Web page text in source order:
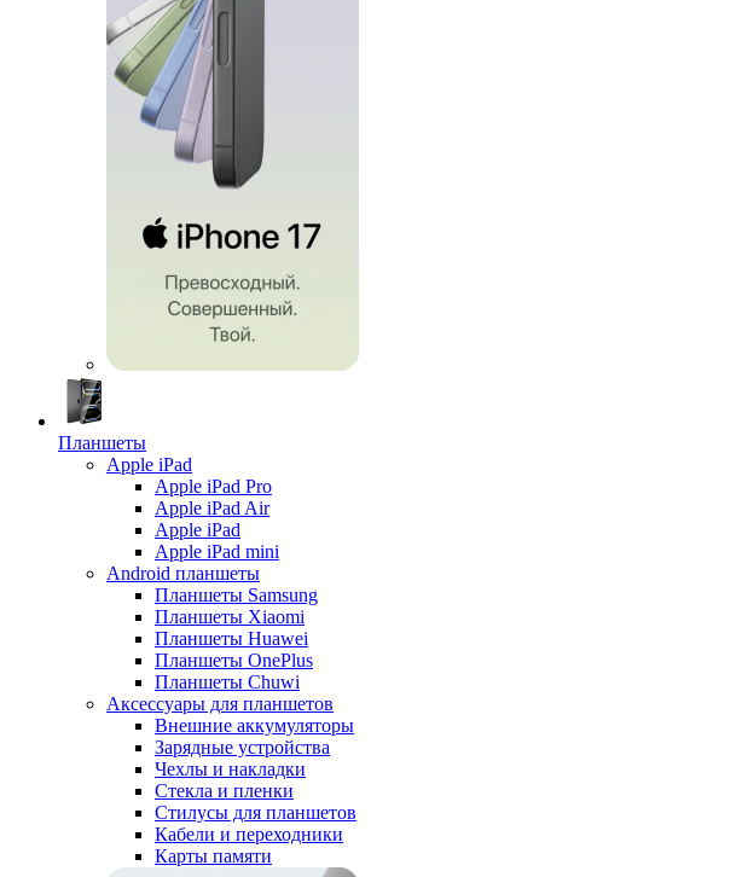
Планшеты
Apple iPad
Apple iPad Pro
Apple iPad Air
Apple iPad
Apple iPad mini
Android планшеты
Планшеты Samsung
Планшеты Xiaomi
Планшеты Huawei
Планшеты OnePlus
Планшеты Chuwi
Аксессуары для планшетов
Внешние аккумуляторы
Зарядные устройства
Чехлы и накладки
Стекла и пленки
Стилусы для планшетов
Кабели и переходники
Карты памяти